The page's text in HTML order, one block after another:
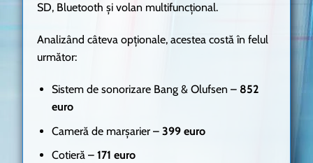
SD, Bluetooth și volan multifuncțional.
Analizând câteva opționale, acestea costă în felul
următor:
Sistem de sonorizare Bang & Olufsen – 852
euro
Cameră de marșarier – 399 euro
Cotieră – 171 euro